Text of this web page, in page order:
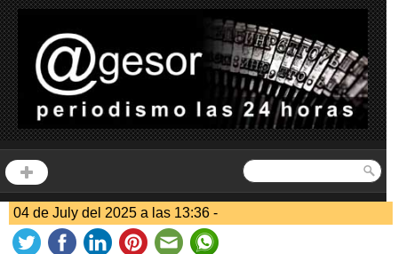
04 de July del 2025 a las 13:36 -